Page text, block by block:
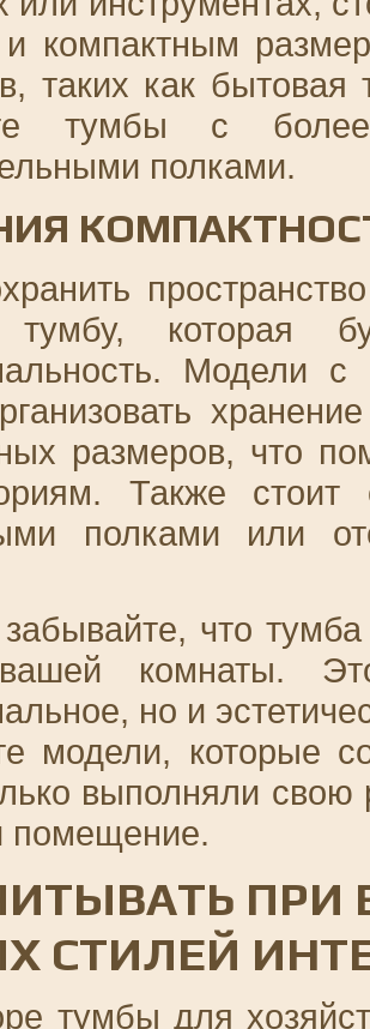
компактным
таких как
тумбы с
полками.
тумбу, которая
Модели с
размеров, что
Также
полками или
что
комнаты.
но и
модели, которые
выполняли свою
помещение.
СТИЛЕЙ
тумбы для